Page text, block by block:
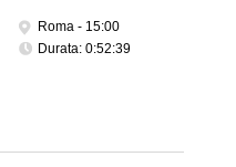
Roma - 15:00
Durata: 0:52:39